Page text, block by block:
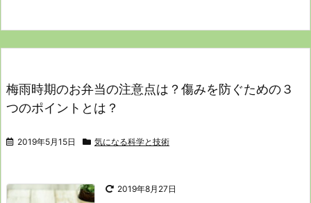
梅雨時期のお弁当の注意点は？傷みを防ぐための３
つのポイントとは？
2019年5月15日 気になる科学と技術
2019年8月27日